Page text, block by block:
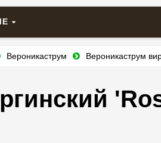
Вероникаструм Вероникаструм